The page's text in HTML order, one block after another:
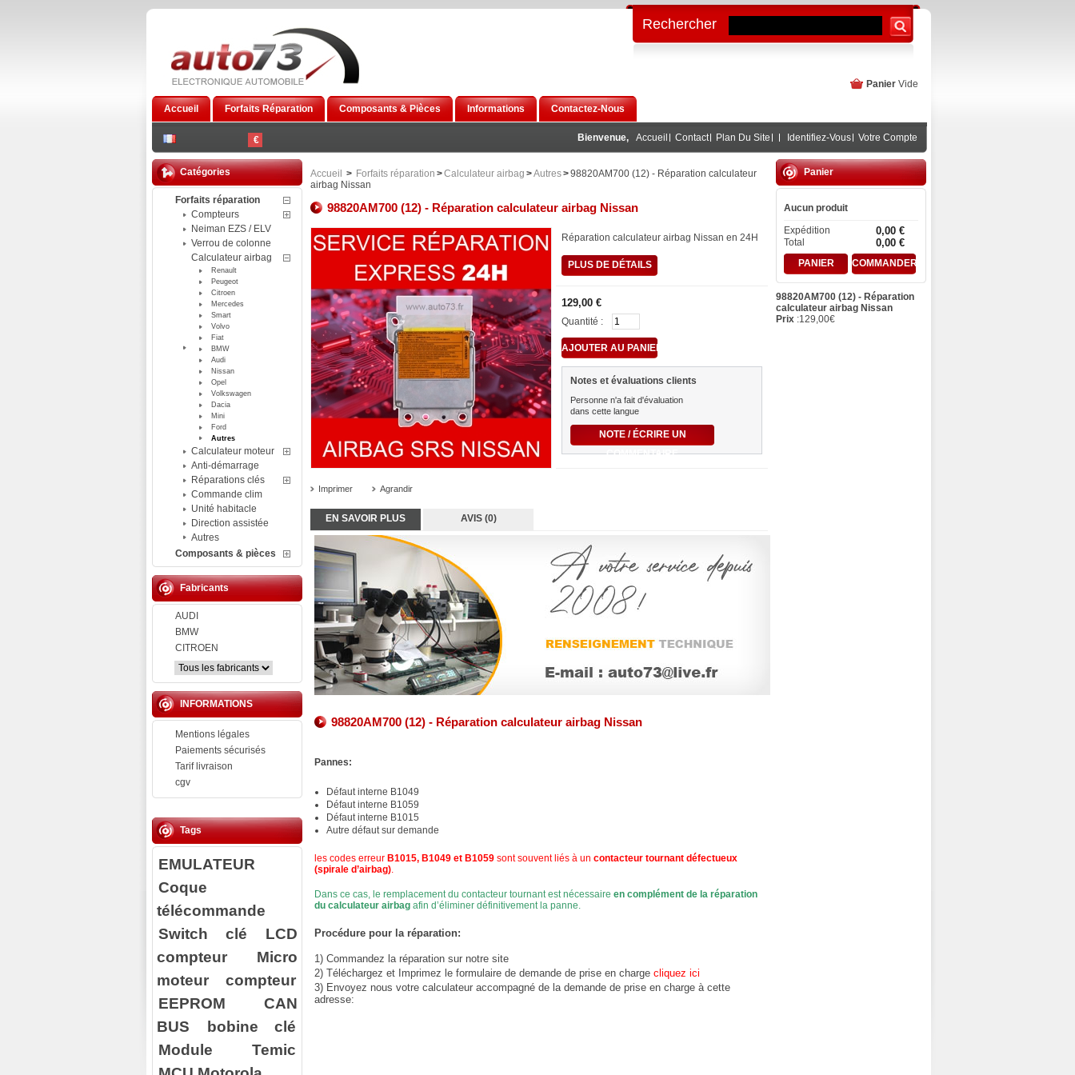
€
Accueil Forfaits Réparation Composants & Pièces Informations Contactez-Nous
Panier Vide
Bienvenue, Accueil Contact Plan Du Site Identifiez-Vous Votre Compte
Rechercher
Catégories
Forfaits réparation
Compteurs
Neiman EZS / ELV
Verrou de colonne
Calculateur airbag
Renault
Peugeot
Citroen
Mercedes
Smart
Volvo
Fiat
BMW
Audi
Nissan
Opel
Volkswagen
Dacia
Mini
Ford
Autres
Calculateur moteur
Anti-démarrage
Réparations clés
Commande clim
Unité habitacle
Direction assistée
Autres
Composants & pièces
Fabricants
AUDI
BMW
CITROEN
INFORMATIONS
Mentions légales
Paiements sécurisés
Tarif livraison
cgv
Tags
EMULATEUR
Coque
télécommande
Switch clé
LCD
compteur
Micro
moteur compteur
EEPROM
CAN
BUS
bobine clé
Module Temic
Accueil > Forfaits réparation >Calculateur airbag >Autres>98820AM700 (12) - Réparation calculateur
airbag Nissan
98820AM700 (12) - Réparation calculateur airbag Nissan
Imprimer Agrandir
Réparation calculateur airbag Nissan en 24H
PLUS DE DÉTAILS
129,00 €
Quantité :
Notes et évaluations clients
Personne n'a fait d'évaluation
dans cette langue
NOTE / ÉCRIRE UN
COMMENTAIRE
EN SAVOIR PLUS AVIS (0)
98820AM700 (12) - Réparation calculateur airbag Nissan
Pannes:
Défaut interne B1049
Défaut interne B1059
Défaut interne B1015
Autre défaut sur demande
les codes erreur B1015, B1049 et B1059 sont souvent liés à un contacteur tournant défectueux
(spirale d’airbag).
Dans ce cas, le remplacement du contacteur tournant est nécessaire en complément de la réparation
du calculateur airbag afin d’éliminer définitivement la panne.
Procédure pour la réparation:
1) Commandez la réparation sur notre site
2) Téléchargez et Imprimez le formulaire de demande de prise en charge cliquez ici
3) Envoyez nous votre calculateur accompagné de la demande de prise en charge à cette
adresse:
Panier
Aucun produit
Expédition
0,00 €
Total 0,00 €
PANIER COMMANDER
98820AM700 (12) - Réparation
calculateur airbag Nissan
Prix :129,00€